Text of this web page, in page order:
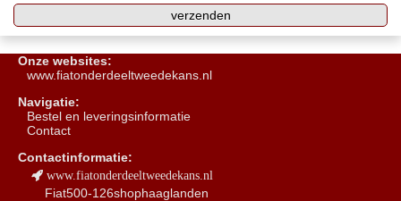
Onze websites:
www.fiatonderdeeltweedekans.nl
Navigatie:
Bestel en leveringsinformatie
Contact
Contactinformatie:
www.fiatonderdeeltweedekans.nl
Fiat500-126shophaaglanden